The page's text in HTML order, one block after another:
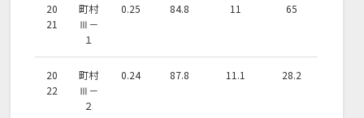
20
21
町村
Ⅲ－
１
0.25 84.8 11 65
20
22
町村
Ⅲ－
２
0.24 87.8 11.1 28.2